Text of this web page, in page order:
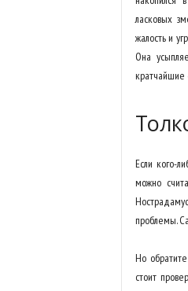
ласковых
жалость и
Она
кратчайшие
Если кого-
можно
проблемы.
Но
стоит